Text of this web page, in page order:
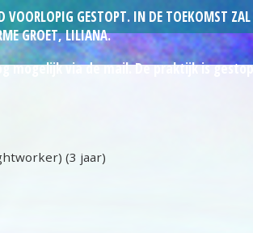
VOORLOPIG GESTOPT. IN DE TOEKOMST
GROET, LILIANA.
mogelijk via de mail. De praktijk is
(3 jaar)